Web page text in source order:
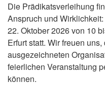
Die Prädikatsverleihung
Anspruch und
22. Oktober 2026 von 10
Erfurt statt. Wir freuen
ausgezeichneten
feierlichen Veranstaltung
können.